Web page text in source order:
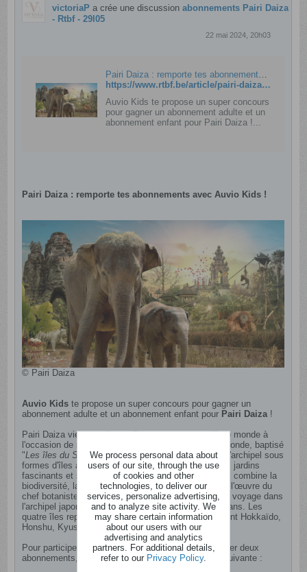
victoriaP a crée une discussionabonnements Pairi Daiza
- Rtbf - 29l05
22 mai 2024, 20h03
Pairi Daiza : remporte tes abonnements avec Auvio Kids ! - RTBF Actus
https://www.rtbf.be/article/pairi-daiza-remporte-tes-abonnements-avec-auvio-kids-11377470
Auvio Kids te propose un super concours
pour gagner un abonnement adulte et un
abonnement enfant pour Pairi Daiza !...
Pairi Daiza : remporte tes abonnements avec Auvio Kids !
© Pairi Daiza
Auvio Kids te propose un super concours pour gagner un
abonnement adulte et un abonnement enfant pour Pairi Daiza !
Pairi Daiza vient tout juste d’inaugurer son neuvième monde à
l'occasion de ses 30 ans d'existence. Ce nouveau monde, baptisé
"Les îles du Soleil Levant" présente les beautés de l'archipel sous
formes d'îles avec ses animaux emblématiques, ses jardins
fascinants et ses traditions culturelles ancestrales, il combine la
biodiversité, la culture et l'ambiance du Japon. Il est l'œuvre du
chef botaniste de Pairi Daiza, Guy Vandersande, qui voyage dans
l'archipel japonais tous les ans depuis plus de vingt ans. Les
quatre îles représentées dans ce nouveau monde sont Hokkaïdo,
Honshu, Kyushu et Shikoku.
Pour participer à notre concours et tenter de remporter deux
abonnements, il te suffit de répondre à la question suivante :
We process personal data about
users of our site, through the use
of cookies and other
technologies, to deliver our
services, personalize advertising,
and to analyze site activity. We
may share certain information
about our users with our
advertising and analytics
partners. For additional details,
refer to our Privacy Policy.